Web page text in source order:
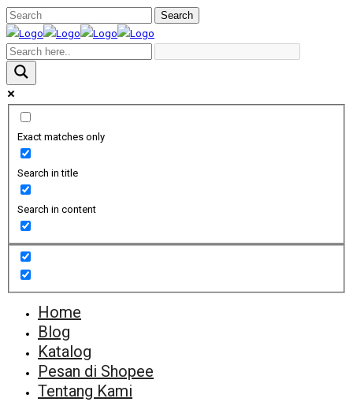
Exact matches only
Search in title
Search in content
Home
Blog
Katalog
Pesan di Shopee
Tentang Kami